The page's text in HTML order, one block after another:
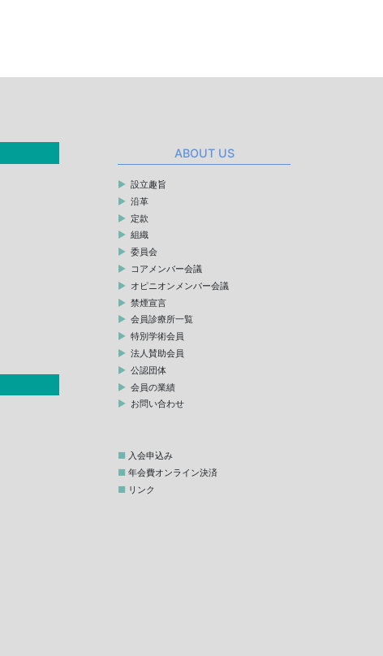
ABOUT US
設立趣旨
沿革
定款
組織
委員会
コアメンバー会議
オピニオンメンバー会議
禁煙宣言
会員診療所一覧
特別学術会員
法人賛助会員
公認団体
会員の業績
お問い合わせ
入会申込み
年会費オンライン決済
リンク